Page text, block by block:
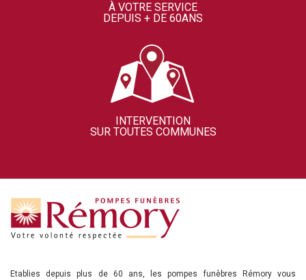
À VOTRE SERVICE
DEPUIS + DE 60ANS
INTERVENTION
SUR TOUTES COMMUNES
Etablies depuis plus de 60 ans, les pompes funèbres Rémory vous